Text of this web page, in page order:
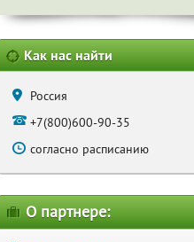
Как нас найти
Россия
+7(800)600-90-35
согласно расписанию
О партнере: